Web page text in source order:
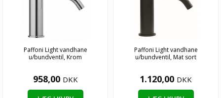
Paffoni Light vandhane
u/bundventil, Krom
958,00 DKK
Paffoni Light vandhane
u/bundventil, Mat sort
1.120,00 DKK